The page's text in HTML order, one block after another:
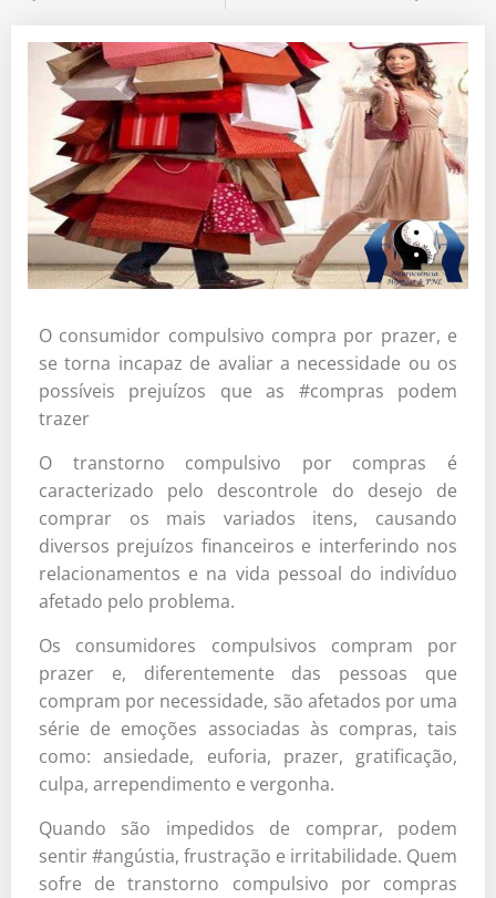
O consumidor compulsivo compra por prazer, e
se torna incapaz de avaliar a necessidade ou os
possíveis prejuízos que as #compras podem
trazer
O transtorno compulsivo por compras é
caracterizado pelo descontrole do desejo de
comprar os mais variados itens, causando
diversos prejuízos financeiros e interferindo nos
relacionamentos e na vida pessoal do indivíduo
afetado pelo problema.
Os consumidores compulsivos compram por
prazer e, diferentemente das pessoas que
compram por necessidade, são afetados por uma
série de emoções associadas às compras, tais
como: ansiedade, euforia, prazer, gratificação,
culpa, arrependimento e vergonha.
Quando são impedidos de comprar, podem
sentir #angústia, frustração e irritabilidade. Quem
sofre de transtorno compulsivo por compras